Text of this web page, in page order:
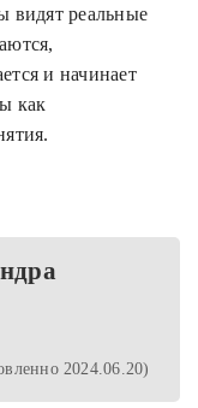
видят реальные
и начинает
как
2024.06.20)